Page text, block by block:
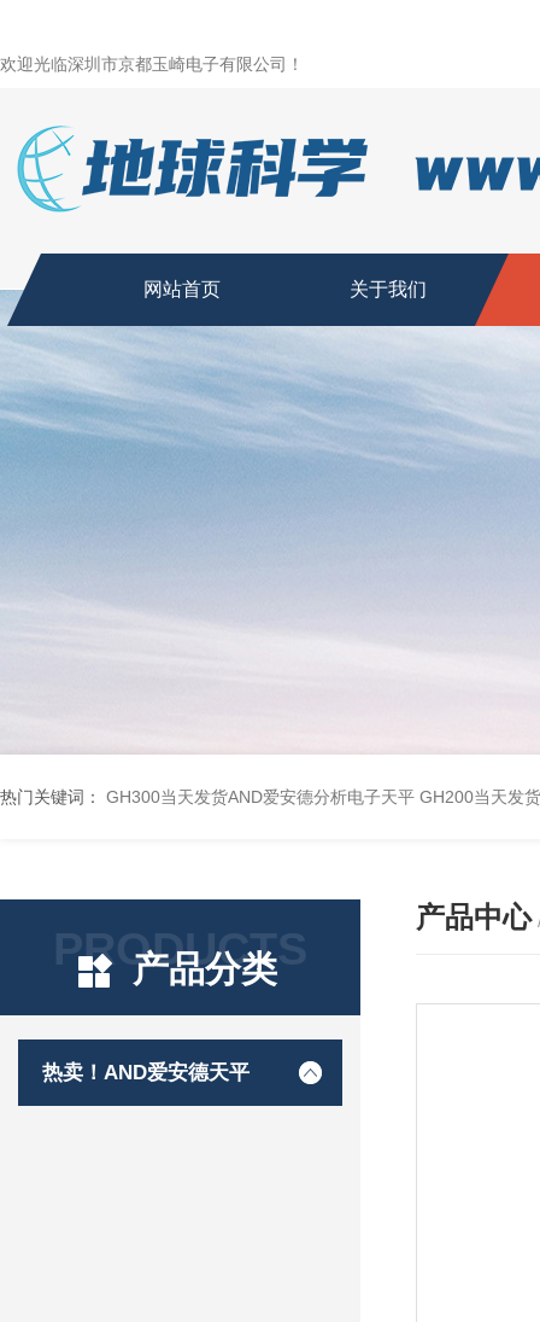
欢迎光临深圳市京都玉崎电子有限公司！
网站首页 关于我们
热门关键词： GH300当天发货AND爱安德分析电子天平 GH200当天发
PRODUCTS
产品分类
热卖！AND爱安德天平
产品中心